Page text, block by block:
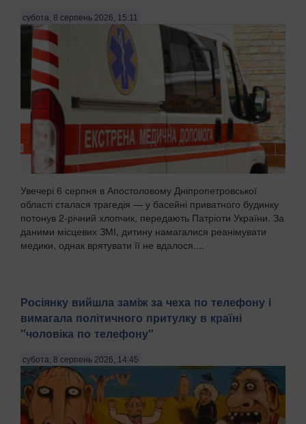
субота, 8 серпень 2026, 15:11
Увечері 6 серпня в Апостоловому Дніпропетровської
області сталася трагедія — у басейні приватного будинку
потонув 2-річний хлопчик, передають Патріоти України. За
даними місцевих ЗМІ, дитину намагалися реанімувати
медики, однак врятувати її не вдалося....
Росіянку вийшла заміж за чеха по телефону і
вимагала політичного притулку в країні
"чоловіка по телефону"
субота, 8 серпень 2026, 14:45